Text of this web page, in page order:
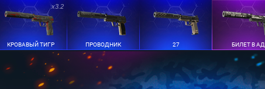
x3.2
КРОВАВЫЙ ТИГР ПРОВОДНИК 27 БИЛЕТ В АД